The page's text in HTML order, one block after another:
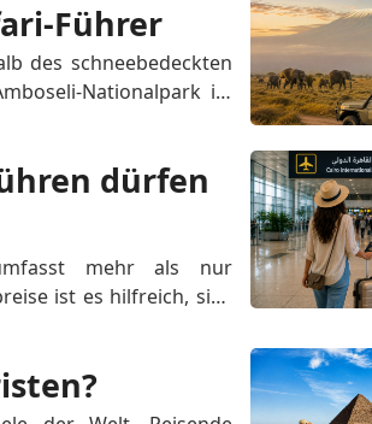
Führer
des schneebedeckten
Nationalpark ist
dürfen
mehr als nur
ist es hilfreich, sich